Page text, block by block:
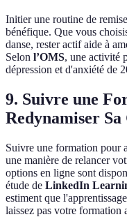
Initier une routine de
bénéfique. Que vous
danse, rester actif aide à
Selon l’OMS, une activité
dépression et d'anxiété de
9. Suivre une
Redynamiser
Suivre une formation pour
une manière de relancer
options en ligne sont
étude de LinkedIn
estiment que
laissez pas votre formation